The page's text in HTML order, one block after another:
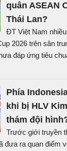
quân ASEAN
Thái Lan?
ĐT Việt Nam
2026 trên sân
đáp ứng tiêu
Phía
khi bị HLV
thám đội
Trước giới truyền
đưa ra quan điểm